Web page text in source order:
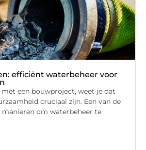
efficiënt waterbeheer voor
een bouwproject, weet je dat
cruciaal zijn. Een van de
om waterbeheer te